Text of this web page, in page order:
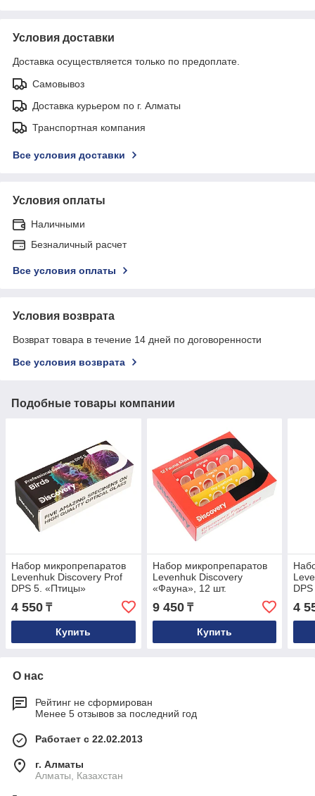
Условия доставки
Доставка осуществляется только по предоплате.
Самовывоз
Доставка курьером по г. Алматы
Транспортная компания
Все условия доставки
Условия оплаты
Наличными
Безналичный расчет
Все условия оплаты
Условия возврата
Возврат товара в течение 14 дней по договоренности
Все условия возврата
Подобные товары компании
Набор микропрепаратов
Levenhuk Discovery Prof
DPS 5. «Птицы»
4 550 ₸
Купить
Набор микропрепаратов
Levenhuk Discovery
«Фауна», 12 шт.
9 450₸
Купить
4
О нас
Рейтинг не сформирован
Менее 5 отзывов за последний год
Работает с 22.02.2013
г. Алматы
Алматы, Казахстан